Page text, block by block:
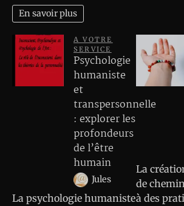
En savoir plus
A VOTRE
SERVICE
Psychologie
humaniste
et
transpersonnelle
: explorer les
profondeurs
de l’être
humain
Jules
La psychologie humaniste
La
de
à des